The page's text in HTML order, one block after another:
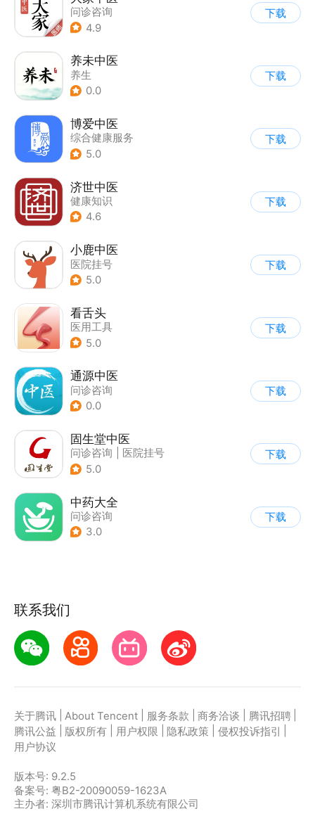
问诊咨询
4.9
下载
养未中医
养生
0.0
下载
博爱中医
综合健康服务
5.0
下载
济世中医
健康知识
4.6
下载
小鹿中医
医院挂号
5.0
下载
看舌头
医用工具
5.0
下载
通源中医
问诊咨询
0.0
下载
固生堂中医
问诊咨询
医院挂号
5.0
下载
中药大全
问诊咨询
3.0
下载
联系我们
关于腾讯 About Tencent 服务条款 商务洽谈 腾讯招聘
腾讯公益
版权所有 用户权限 隐私政策 侵权投诉指引
用户协议
版本号: 9.2.5
备案号: 粤B2-20090059-1623A
主办者: 深圳市腾讯计算机系统有限公司